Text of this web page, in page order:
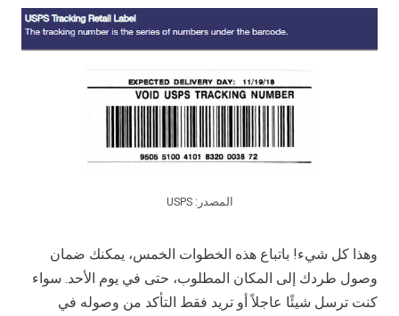
المصدر: USPS
وهذا كل شيء! باتباع هذه الخطوات الخمس، يمكنك ضمان
وصول طردك إلى المكان المطلوب، حتى في يوم الأحد. سواء
كنت ترسل شيئًا عاجلاً أو تريد فقط التأكد من وصوله في